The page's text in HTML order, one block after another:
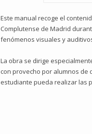
Este manual recoge el
Complutense de Madrid
fenómenos visuales y
La obra se dirige
con provecho por alumnos de
estudiante pueda realizar las